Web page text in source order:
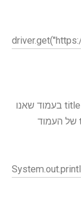
תיאור: פונקציה אשר מביאה את הערך של ה-title בעמוד שאנו
נמצאים, למשל אם נרצה להדפיס את ה-titlte של העמוד